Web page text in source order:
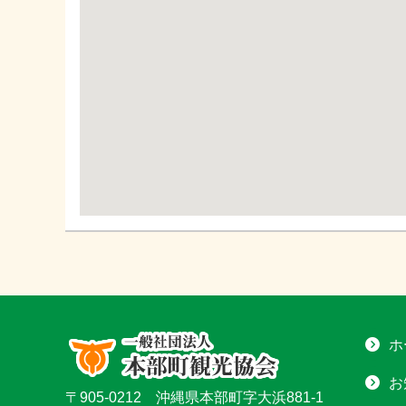
〒905-0212 沖縄県本部町字大浜881-1